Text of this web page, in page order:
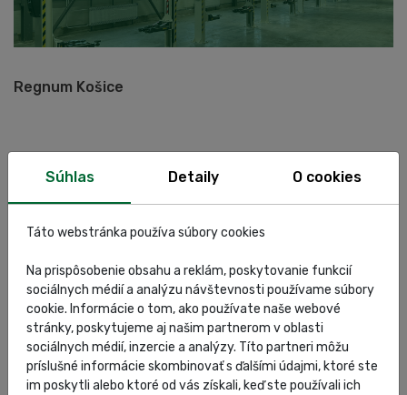
Regnum Košice
autoservisná technika homola autoservis
certifikát kvality profil spoločnosti o nás
spoločnosť autoservisná spoločnosť revízie
Súhlas Detaily O cookies
Táto webstránka používa súbory cookies
Na prispôsobenie obsahu a reklám, poskytovanie funkcií
sociálnych médií a analýzu návštevnosti používame súbory
cookie. Informácie o tom, ako používate naše webové
stránky, poskytujeme aj našim partnerom v oblasti
sociálnych médií, inzercie a analýzy. Títo partneri môžu
príslušné informácie skombinovať s ďalšími údajmi, ktoré ste
im poskytli alebo ktoré od vás získali, keď ste používali ich